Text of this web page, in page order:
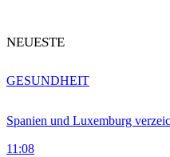
NEUESTE
Spanien und Luxemburg
11:08
GESUNDHEIT